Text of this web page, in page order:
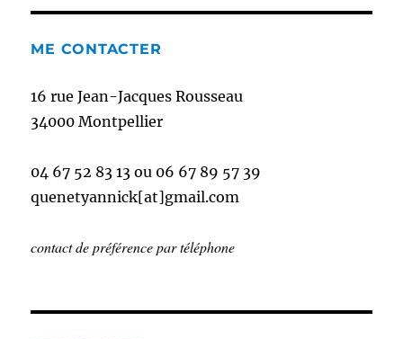
ME CONTACTER
16 rue Jean-Jacques Rousseau
34000 Montpellier
04 67 52 83 13 ou 06 67 89 57 39
quenetyannick[at]gmail.com
contact de préférence par téléphone